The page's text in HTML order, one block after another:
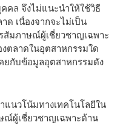
คล จึงไม่แนะนําให้ใช้วิธี
ด เนื่องจากจะไม่เป็น
สัมภาษณ์ผู้เชี่ยวชาญเฉพาะ
ตลาดในอุตสาหกรรมใด
กับข้อมูลอุตสาหกรรมดัง
แนวโน้มทางเทคโนโลยีใน
ณ์ผู้เชี่ยวชาญเฉพาะด้าน